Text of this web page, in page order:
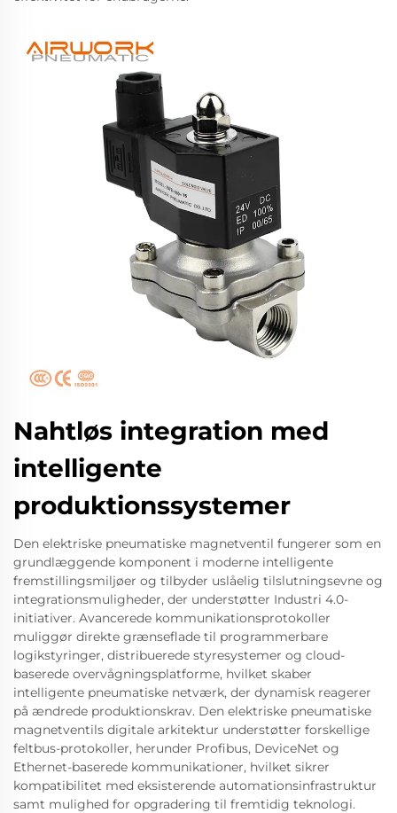
Nahtløs integration med
intelligente
produktionssystemer
Den elektriske pneumatiske magnetventil fungerer som en
grundlæggende komponent i moderne intelligente
fremstillingsmiljøer og tilbyder uslåelig tilslutningsevne og
integrationsmuligheder, der understøtter Industri 4.0-
initiativer. Avancerede kommunikationsprotokoller
muliggør direkte grænseflade til programmerbare
logikstyringer, distribuerede styresystemer og cloud-
baserede overvågningsplatforme, hvilket skaber
intelligente pneumatiske netværk, der dynamisk reagerer
på ændrede produktionskrav. Den elektriske pneumatiske
magnetventils digitale arkitektur understøtter forskellige
feltbus-protokoller, herunder Profibus, DeviceNet og
Ethernet-baserede kommunikationer, hvilket sikrer
kompatibilitet med eksisterende automationsinfrastruktur
samt mulighed for opgradering til fremtidig teknologi.